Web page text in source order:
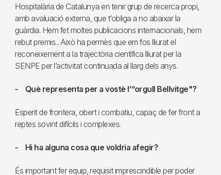
Hospitalària de Catalunya en tenir grup de recerca propi,
amb avaluació externa, que t’obliga a no abaixar la
guàrdia. Hem fet moltes publicacions internacionals, hem
rebut premis... Això ha permès que em fos lliurat el
reconeixement a la trajectòria científica lliurat per la
SENPE per l’activitat continuada al llarg dels anys.
- Què representa per a vostè l’“orgull Bellvitge"?
Esperit de frontera, obert i combatiu, capaç de fer front a
reptes sovint difícils i complexes.
- Hi ha alguna cosa que voldria afegir?
És important fer equip, requisit imprescindible per poder